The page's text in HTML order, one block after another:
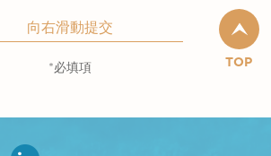
意外應即擠出血液，清潔傷口，
作適切處理，例如驗血檢查。
血液或體液時要戴膠手套。
向右滑動提交
*必填項 TOP